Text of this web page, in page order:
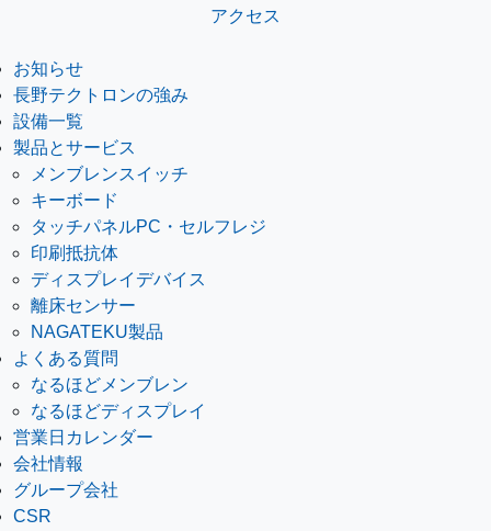
アクセス
お知らせ
長野テクトロンの強み
設備一覧
製品とサービス
メンブレンスイッチ
キーボード
タッチパネルPC・セルフレジ
印刷抵抗体
ディスプレイデバイス
離床センサー
NAGATEKU製品
よくある質問
なるほどメンブレン
なるほどディスプレイ
営業日カレンダー
会社情報
グループ会社
CSR